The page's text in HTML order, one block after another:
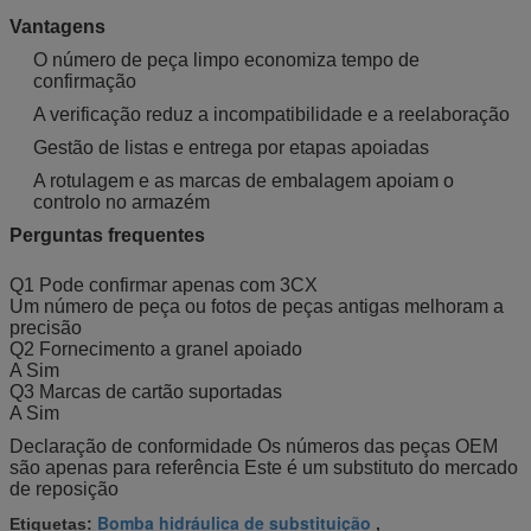
Vantagens
O número de peça limpo economiza tempo de
confirmação
A verificação reduz a incompatibilidade e a reelaboração
Gestão de listas e entrega por etapas apoiadas
A rotulagem e as marcas de embalagem apoiam o
controlo no armazém
Perguntas frequentes
Q1 Pode confirmar apenas com 3CX
Um número de peça ou fotos de peças antigas melhoram a
precisão
Q2 Fornecimento a granel apoiado
A Sim
Q3 Marcas de cartão suportadas
A Sim
Declaração de conformidade Os números das peças OEM
são apenas para referência Este é um substituto do mercado
de reposição
Etiquetas: Bomba hidráulica de substituição ,